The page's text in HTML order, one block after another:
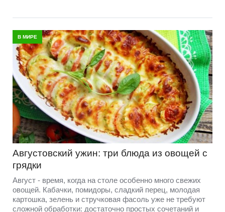
В МИРЕ
Августовский ужин: три блюда из овощей с
грядки
Август - время, когда на столе особенно много свежих
овощей. Кабачки, помидоры, сладкий перец, молодая
картошка, зелень и стручковая фасоль уже не требуют
сложной обработки: достаточно простых сочетаний и